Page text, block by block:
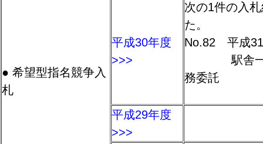
● 希望型指名競争入
札
平成30年度
>>>
次の1件の入
た。
No.82 平成
駅舎一般
務委託
平成29年度
>>>